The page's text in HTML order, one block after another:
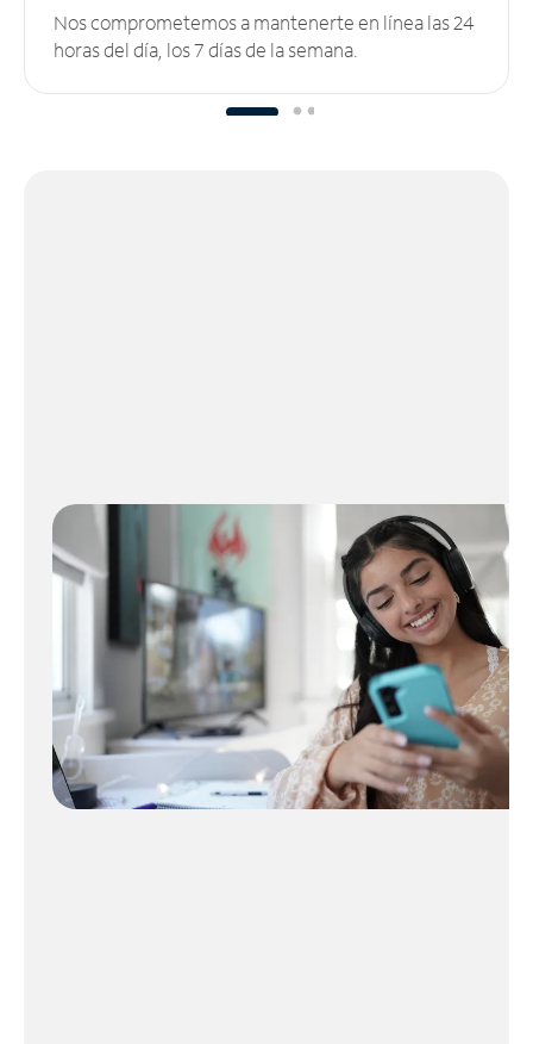
Nos comprometemos a mantenerte en línea las 24
horas del día, los 7 días de la semana.